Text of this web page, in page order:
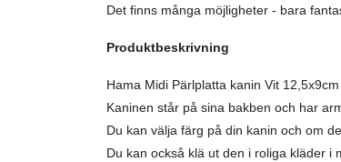
Det finns många möjligheter - bara
Produktbeskrivning
Hama Midi Pärlplatta kanin Vit
Kaninen står på sina bakben och har
Du kan välja färg på din kanin och om
Du kan också klä ut den i roliga kläder i